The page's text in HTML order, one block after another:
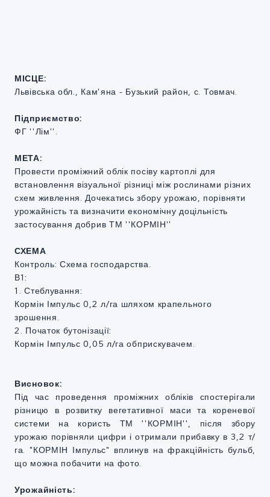
МІСЦЕ:
Львівська обл., Кам'яна - Бузький район, с. Товмач.
Підприємство:
ФГ ''Лім''.
МЕТА:
Провести проміжний облік посіву картоплі для
встановлення візуальної різниці між рослинами різних
схем живлення. Дочекатись збору урожаю, порівняти
урожайність та визначити економічну доцільність
застосування добрив ТМ ''КОРМІН''
СХЕМА
Контроль: Схема господарства.
В1:
1. Стеблування:
Кормін Імпульс 0,2 л/га шляхом крапельного
зрошення.
2. Початок бутонізації:
Кормін Імпульс 0,05 л/га обприскувачем.
Висновок:
Під час проведення проміжних обліків спостерігали
різницю в розвитку вегетативної маси та кореневої
системи на користь ТМ ''КОРМІН'', після збору
урожаю порівняли цифри і отримали прибавку в 3,2 т/
га. "КОРМІН Імпульс" вплинув на фракційність бульб,
що можна побачити на фото.
Урожайність: